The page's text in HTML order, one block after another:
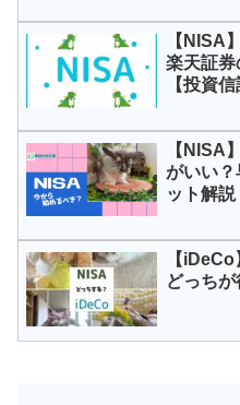
【NISA
楽天証券
【投資信
【NISA
がいい？
ット解説
【
どっち